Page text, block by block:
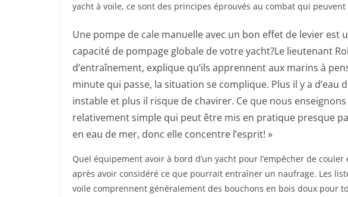
yacht à voile, ce sont des principes éprouvés au combat qui
Une pompe de cale manuelle avec un bon effet de levier est
capacité de pompage globale de votre yacht?Le lieutenant
d’entraînement, explique qu’ils apprennent aux marins à
minute qui passe, la situation se complique. Plus il y a d’eau
instable et plus il risque de chavirer. Ce que nous
relativement simple qui peut être mis en pratique presque
en eau de mer, donc elle concentre l’esprit! »
Quel équipement avoir à bord d’un yacht pour l’empêcher de
après avoir considéré ce que pourrait entraîner un naufrage. Les
voile comprennent généralement des bouchons en bois doux pour